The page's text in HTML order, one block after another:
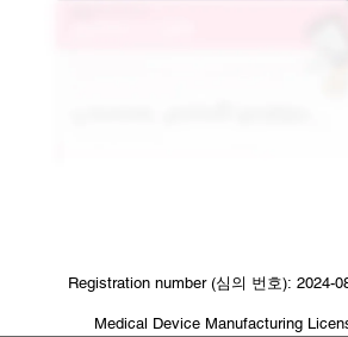
Registration number (심의 번호): 2024-
Medical Device Manufacturing